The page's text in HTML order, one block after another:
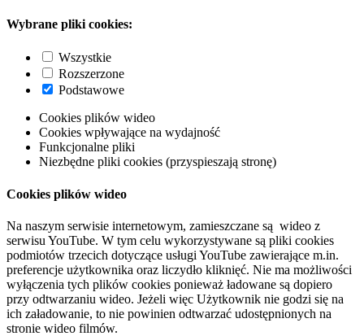
Wybrane pliki cookies:
Wszystkie
Rozszerzone
Podstawowe
Cookies plików wideo
Cookies wpływające na wydajność
Funkcjonalne pliki
Niezbędne pliki cookies (przyspieszają stronę)
Cookies plików wideo
Na naszym serwisie internetowym, zamieszczane są wideo z
serwisu YouTube. W tym celu wykorzystywane są pliki cookies
podmiotów trzecich dotyczące usługi YouTube zawierające m.in.
preferencje użytkownika oraz liczydło kliknięć. Nie ma możliwości
wyłączenia tych plików cookies ponieważ ładowane są dopiero
przy odtwarzaniu wideo. Jeżeli więc Użytkownik nie godzi się na
ich załadowanie, to nie powinien odtwarzać udostępnionych na
stronie wideo filmów.